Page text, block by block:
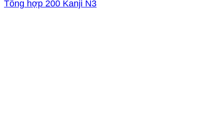
Tổng hợp 200 Kanji N3